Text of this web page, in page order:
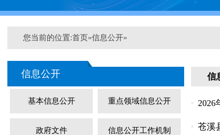
您当前的位置:首页»信息公开»
信息公开
基本信息公开 重点领域信息公开
政府文件 信息公开工作机制
信
2026
苍溪